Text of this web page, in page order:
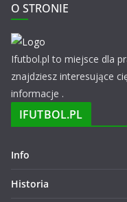
O STRONIE
Ifutbol.pl to miejsce dla
znajdziesz interesujące
informacje .
IFUTBOL.PL
Info
Historia